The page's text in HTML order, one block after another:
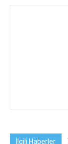
İlgili Haberler